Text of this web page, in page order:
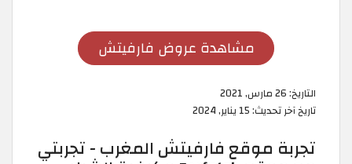
مشاهدة عروض فارفيتش
التاريخ:26 مارس, 2021
تاريخ آخر تحديث:15 يناير, 2024
تجربة موقع فارفيتش المغرب - تجربتي